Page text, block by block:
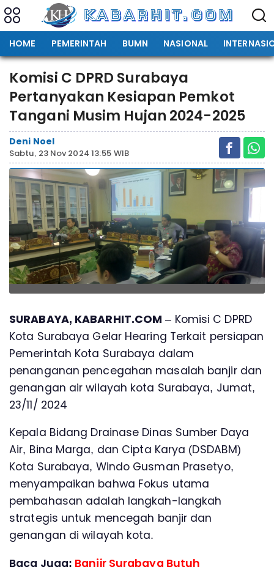
HOME PEMERINTAH BUMN NASIONAL
Komisi C DPRD Surabaya
Pertanyakan Kesiapan Pemkot
Tangani Musim Hujan 2024-2025
Deni Noel
Sabtu, 23 Nov 2024 13:55 WIB
SURABAYA, KABARHIT.COM – Komisi C DPRD
Kota Surabaya Gelar Hearing Terkait persiapan
Pemerintah Kota Surabaya dalam
penanganan pencegahan masalah banjir dan
genangan air wilayah kota Surabaya, Jumat,
23/11/ 2024
Kepala Bidang Drainase Dinas Sumber Daya
Air, Bina Marga, dan Cipta Karya (DSDABM)
Kota Surabaya, Windo Gusman Prasetyo,
menyampaikan bahwa Fokus utama
pembahasan adalah langkah-langkah
strategis untuk mencegah banjir dan
genangan di wilayah kota.
Baca Juga: Banjir Surabaya Butuh